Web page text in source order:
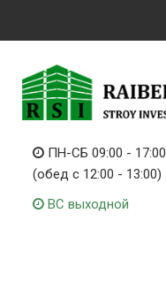
ПН-СБ 09:00 - 17:00
(обед с 12:00 - 13:00)
ВС выходной